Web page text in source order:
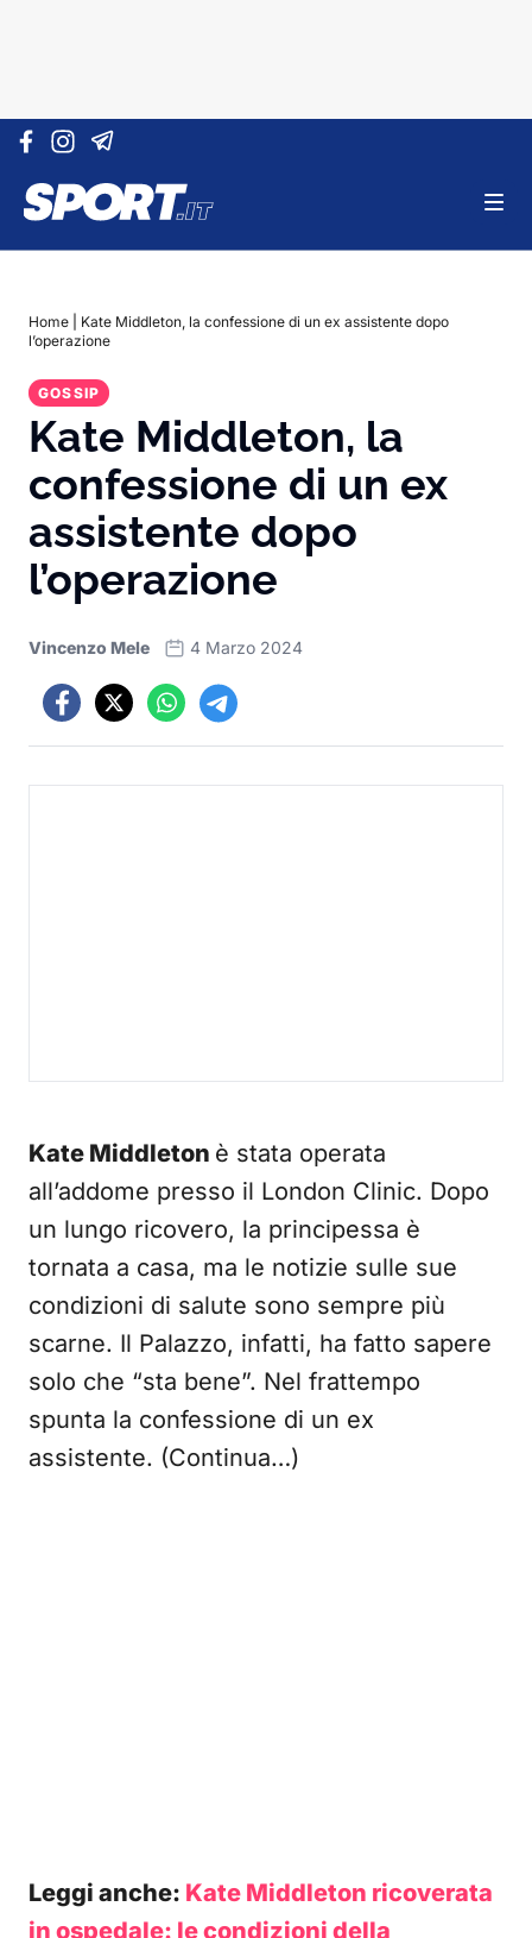
Vai al contenuto
Home
Kate Middleton, la confessione di un ex assistente dopo
l’operazione
GOSSIP
Kate Middleton, la
confessione di un ex
assistente dopo
l’operazione
Vincenzo Mele 4 Marzo 2024
Kate Middleton è stata operata
all’addome presso il London Clinic. Dopo
un lungo ricovero, la principessa è
tornata a casa, ma le notizie sulle sue
condizioni di salute sono sempre più
scarne. Il Palazzo, infatti, ha fatto sapere
solo che “sta bene”. Nel frattempo
spunta la confessione di un ex
assistente. (Continua…)
Leggi anche: Kate Middleton ricoverata
in ospedale: le condizioni della